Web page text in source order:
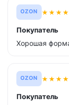
OZON ★★★★
Покупатель
Хорошая
OZON ★★★★
Покупатель